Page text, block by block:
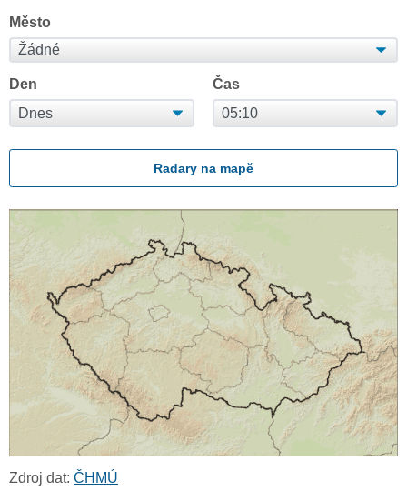
Město
Den Čas
Radary na mapě
Zdroj dat: ČHMÚ